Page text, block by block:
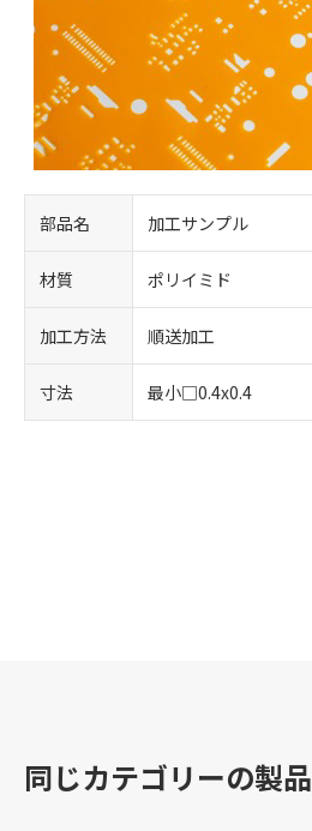
部品名 加工サンプル
材質 ポリイミド
加工方法 順送加工
寸法 最小□0.4x0.4
同じカテゴリーの製品